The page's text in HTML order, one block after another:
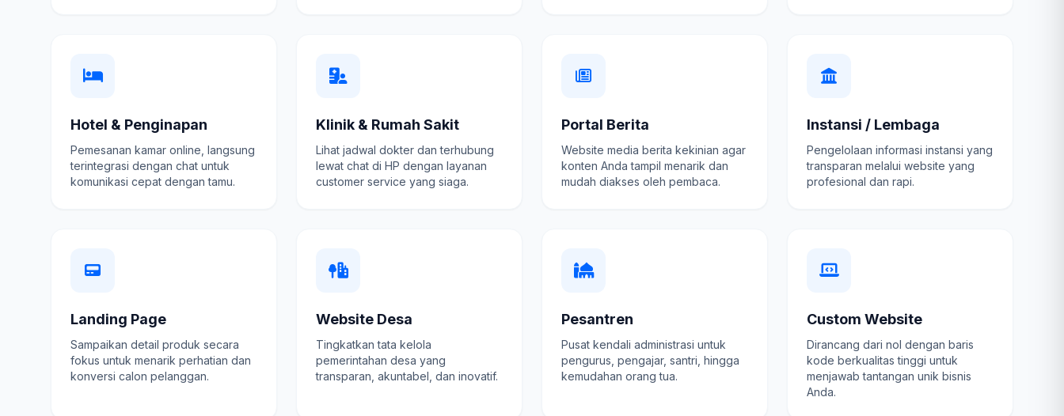
Hotel & Penginapan
Pemesanan kamar online, langsung
terintegrasi dengan chat untuk
komunikasi cepat dengan tamu.
Klinik & Rumah Sakit
Lihat jadwal dokter dan terhubung
lewat chat di HP dengan layanan
customer service yang siaga.
Portal Berita
Website media berita kekinian agar
konten Anda tampil menarik dan
mudah diakses oleh pembaca.
Instansi / Lembaga
Pengelolaan informasi instansi yang
transparan melalui website yang
profesional dan rapi.
Landing Page
Sampaikan detail produk secara
fokus untuk menarik perhatian dan
konversi calon pelanggan.
Website Desa
Tingkatkan tata kelola
pemerintahan desa yang
transparan, akuntabel, dan inovatif.
Pesantren
Pusat kendali administrasi untuk
pengurus, pengajar, santri, hingga
kemudahan orang tua.
Custom Website
Dirancang dari nol dengan baris
kode berkualitas tinggi untuk
menjawab tantangan unik bisnis
Anda.